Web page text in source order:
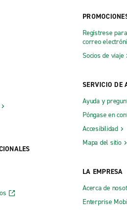
Regístrese
correo
Socios de viaje
SERVICIO DE
Ayuda y
Póngase en
Accesibilidad
Mapa del sitio
LA EMPRESA
Acerca de
Enterprise